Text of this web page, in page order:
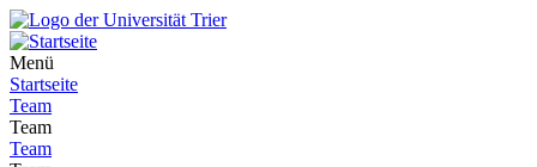
Menü
Startseite
Team
Team
Team